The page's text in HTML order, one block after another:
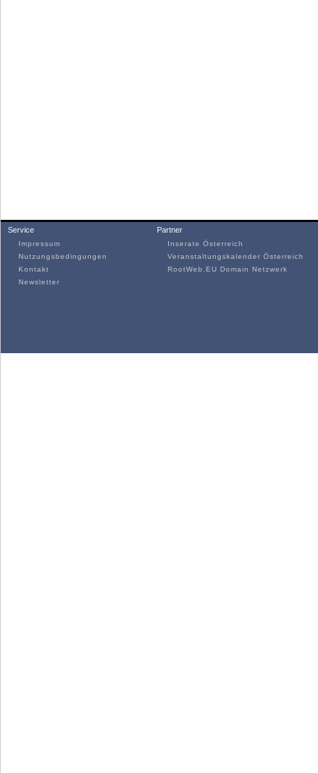
Service
Impressum
Nutzungsbedingungen
Kontakt
Newsletter
Partner
Inserate Österreich
Veranstaltungskalender Österreich
RootWeb.EU Domain Netzwerk